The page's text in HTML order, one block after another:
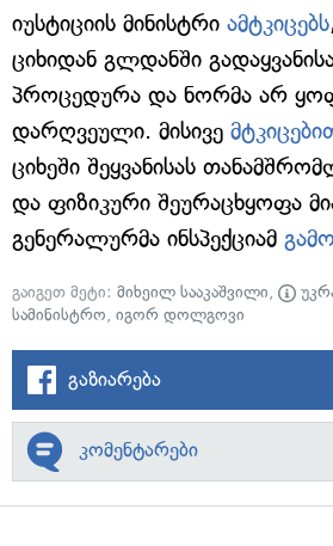
იუსტიციის მინისტრი ამტკიცებს
ციხიდან გლდანში
პროცედურა და ნორმა არ
დარღვეული. მისივე
ციხეში შეყვანისას
და ფიზიკური შეურაცხყოფა
გენერალურმა ინსპექციამ
გაიგეთ მეტი: მიხეილ სააკაშვილი,
სამინისტრო, იგორ დოლგოვი
გაზიარება
კომენტარები